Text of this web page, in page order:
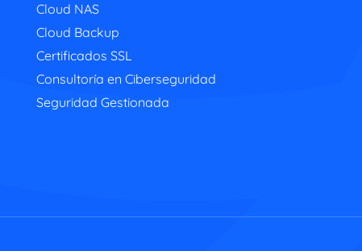
Cloud NAS
Cloud Backup
Certificados SSL
Consultoría en Ciberseguridad
Seguridad Gestionada